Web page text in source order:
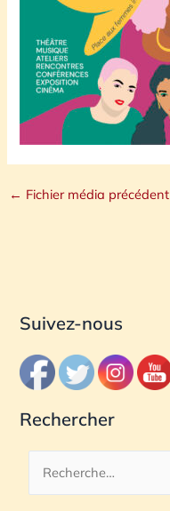
← Fichier média précédent
Suivez-nous
Rechercher